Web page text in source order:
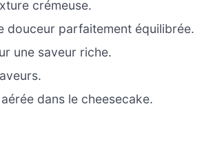
crémeuse.
douceur parfaitement équilibrée.
une saveur riche.
dans le cheesecake.